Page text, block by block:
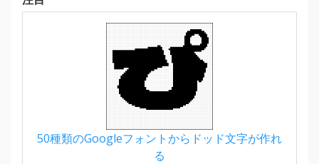
50種類のGoogleフォントからドッド文字が作れ
る